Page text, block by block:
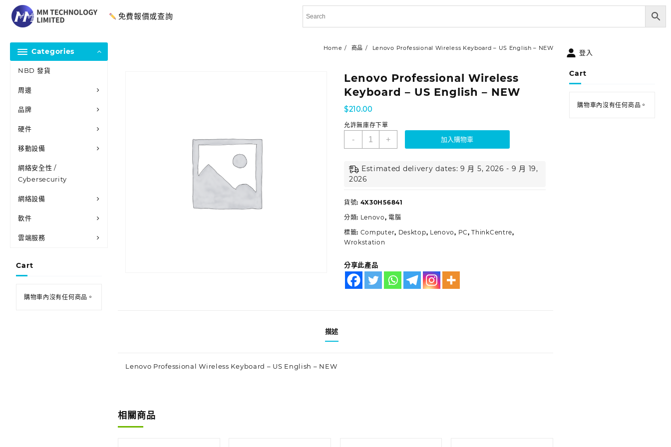
免費報價或查詢
Categories
NBD 發貨
周邊
品牌
硬件
移動設備
網絡安全性 /
Cybersecurity
網絡設備
軟件
雲端服務
Cart
購物車內沒有任何商品。
Home 商品 Lenovo Professional Wireless Keyboard – US English – NEW
Lenovo Professional Wireless
Keyboard – US English – NEW
$210.00
允許無庫存下單
- + 加入購物車
Estimated delivery dates: 9 月 5, 2026 - 9 月 19,
2026
貨號: 4X30H56841
分類: Lenovo, 電腦
標籤: Computer, Desktop, Lenovo, PC,ThinkCentre,
Wrokstation
分享此產品
描述
Lenovo Professional Wireless Keyboard – US English – NEW
相關商品
登入
Cart
購物車內沒有任何商品。